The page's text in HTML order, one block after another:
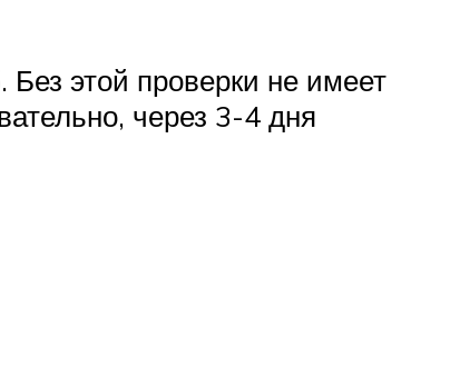
этой проверки не имеет
через 3-4 дня